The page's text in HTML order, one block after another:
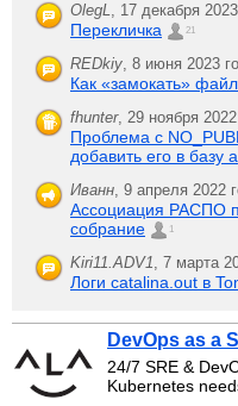
OlegL, 17 декабря
Перекличка 21
REDkiy, 8 июня 2023
Как «замокать»
fhunter, 29 ноября
Проблема с
добавить его в базу
Иванн, 9 апреля 2022
Ассоциация РАСПО
собрание
1
Kiri11.ADV1, 7 марта
Логи catalina.out в
DevOps as a
24/7 SRE &
Kubernetes